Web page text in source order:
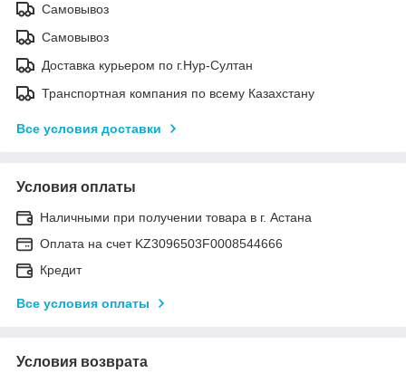
Самовывоз
Самовывоз
Доставка курьером по г.Нур-Султан
Транспортная компания по всему Казахстану
Все условия доставки
Условия оплаты
Наличными при получении товара в г. Астана
Оплата на счет KZ3096503F0008544666
Кредит
Все условия оплаты
Условия возврата